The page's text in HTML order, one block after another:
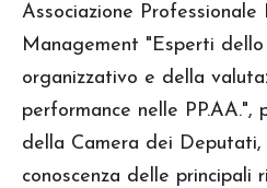
Associazione
Management "Esperti dello
organizzativo e della
performance nelle PP.AA.",
della Camera dei Deputati,
conoscenza delle principali